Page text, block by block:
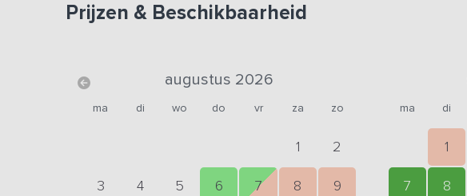
Prijzen & Beschikbaarheid
augustus 2026
ma di wo do vr za zo
1 2
3 4 5 6 7 8 9
ma di
1
7 8